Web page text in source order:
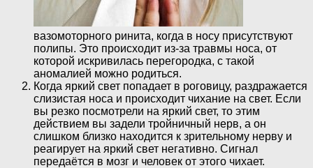
вазомоторного ринита, когда в носу присутствуют
полипы. Это происходит из-за травмы носа, от
которой искривилась перегородка, с такой
аномалией можно родиться.
Когда яркий свет попадает в роговицу, раздражается
слизистая носа и происходит чихание на свет. Если
вы резко посмотрели на яркий свет, то этим
действием вы задели тройничный нерв, а он
слишком близко находится к зрительному нерву и
реагирует на яркий свет негативно. Сигнал
передаётся в мозг и человек от этого чихает.